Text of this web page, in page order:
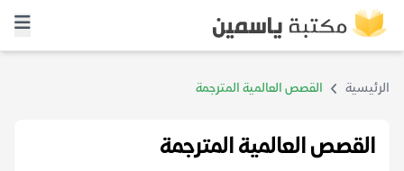
الرئيسية القصص العالمية المترجمة
القصص العالمية المترجمة